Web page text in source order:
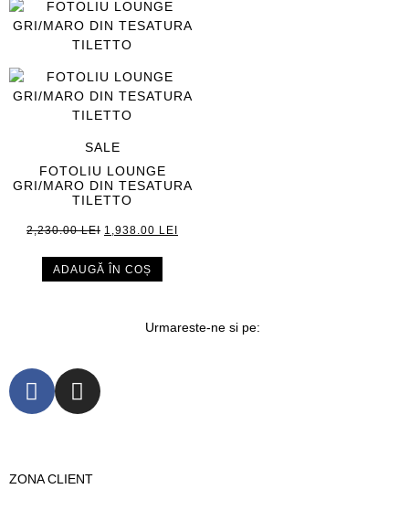
SALE
FOTOLIU LOUNGE
GRI/MARO DIN TESATURA
TILETTO
2,230.00LEI 1,938.00 LEI
ADAUGĂ ÎN COȘ
Urmareste-ne si pe:
ZONA CLIENT